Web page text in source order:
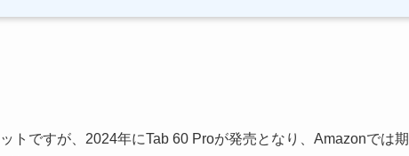
トですが、2024年にTab 60 Proが発売となり、Amazonでは期